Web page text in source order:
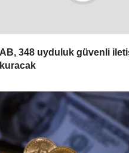
AB, 348 uyduluk güvenli
kuracak